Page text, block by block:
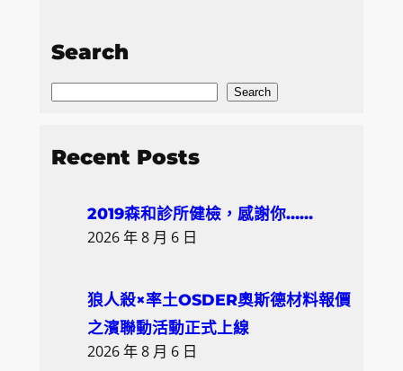
Search
S
a
Search
Recent Posts
2019森和診所健檢，感謝你……
2026 年 8 月 6 日
狼人殺×率土OSDER奧斯德材料報價
之濱聯動活動正式上線
2026 年 8 月 6 日